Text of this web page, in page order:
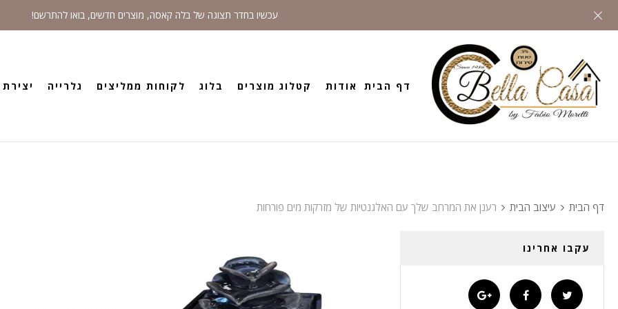
עכשיו בחדר תצוגה של בלה קאסה, מוצרים חדשים, בואו להתרשם!
דף הבית אודות קטלוג מוצרים בלוג לקוחות ממליצים גלרייה
דף הבית עיצוב הבית רענן את המרחב שלך עם האלגנטיות של מזרקות מים פורחות
עקבו אחרינו